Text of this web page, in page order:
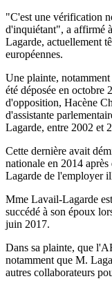
"C'est une vérification
d'inquiétant", a affirmé
Lagarde, actuellement
européennes.
Une plainte,
été déposée en octobre
d'opposition, Hacène
d'assistante
Lagarde, entre 2002 et
Cette dernière avait
nationale en 2014
Lagarde de l'employer
Mme Lavail-Lagarde
succédé à son époux
juin 2017.
Dans sa plainte, que
notamment que M.
autres collaborateurs